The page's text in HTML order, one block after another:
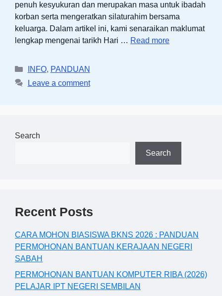
penuh kesyukuran dan merupakan masa untuk ibadah
korban serta mengeratkan silaturahim bersama
keluarga. Dalam artikel ini, kami senaraikan maklumat
lengkap mengenai tarikh Hari … Read more
Categories
INFO, PANDUAN
Leave a comment
Search
Search
Recent Posts
CARA MOHON BIASISWA BKNS 2026 : PANDUAN
PERMOHONAN BANTUAN KERAJAAN NEGERI
SABAH
PERMOHONAN BANTUAN KOMPUTER RIBA (2026)
PELAJAR IPT NEGERI SEMBILAN